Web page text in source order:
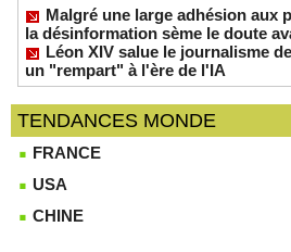
Malgré une large adhésion aux
la désinformation sème le doute
Léon XIV salue le journalisme
un "rempart" à l'ère de l'IA
TENDANCES MONDE
FRANCE
USA
CHINE